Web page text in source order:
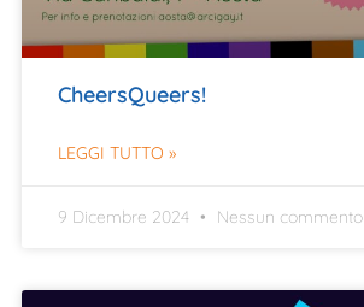
CheersQueers!
LEGGI TUTTO »
9 Dicembre 2024 Nessun commento